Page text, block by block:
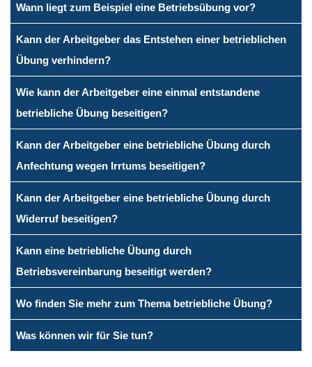
Wann liegt zum Beispiel eine Betriebsübung vor?
Kann der Arbeitgeber das Entstehen einer betrieblichen
Übung verhindern?
Wie kann der Arbeitgeber eine einmal entstandene
betriebliche Übung beseitigen?
Kann der Arbeitgeber eine betriebliche Übung durch
Anfechtung wegen Irrtums beseitigen?
Kann der Arbeitgeber eine betriebliche Übung durch
Widerruf beseitigen?
Kann eine betriebliche Übung durch
Betriebsvereinbarung beseitigt werden?
Wo finden Sie mehr zum Thema betriebliche Übung?
Was können wir für Sie tun?